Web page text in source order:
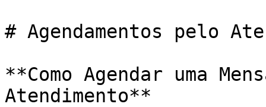
# Agendamentos pelo
**Como Agendar uma
Atendimento**